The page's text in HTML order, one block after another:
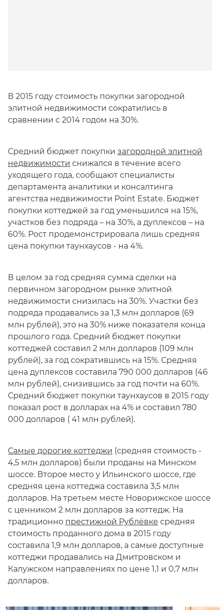
В 2015 году стоимость покупки загородной
элитной недвижимости сократились в
сравнении с 2014 годом на 30%.
Средний бюджет покупки загородной элитной
недвижимости снижался в течение всего
уходящего года, сообщают специалисты
департамента аналитики и консалтинга
агентства недвижимости Point Estate. Бюджет
покупки коттеджей за год уменьшился на 15%,
участков без подряда – на 30%, а дуплексов – на
60%. Рост продемонстрировала лишь средняя
цена покупки таунхаусов - на 4%.
В целом за год средняя сумма сделки на
первичном загородном рынке элитной
недвижимости снизилась на 30%. Участки без
подряда продавались за 1,3 млн долларов (69
млн рублей), это на 30% ниже показателя конца
прошлого года. Средний бюджет покупки
коттеджей составил 2 млн долларов (109 млн
рублей), за год сократившись на 15%. Средняя
цена дуплексов составила 790 000 долларов (46
млн рублей), снизившись за год почти на 60%.
Средний бюджет покупки таунхаусов в 2015 году
показал рост в долларах на 4% и составил 780
000 долларов ( 41 млн рублей).
Самые дорогие коттеджи (средняя стоимость -
4,5 млн долларов) были проданы на Минском
шоссе. Второе место у Ильинского шоссе, где
средняя цена коттеджа составила 3,5 млн
долларов. На третьем месте Новорижское шоссе
с ценником 2 млн долларов за коттедж. На
традиционно престижной Рублёвке средняя
стоимость проданного дома в 2015 году
составила 1,9 млн долларов, а самые доступные
коттеджи продавались на Дмитровском и
Калужском направлениях по цене 1,1 и 0,7 млн
долларов.